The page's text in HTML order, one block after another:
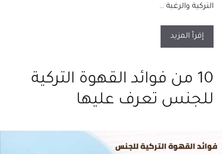
التركية والرغبة …
إقرأ المزيد
10 من فوائد القهوة التركية
للجنس تعرف عليها